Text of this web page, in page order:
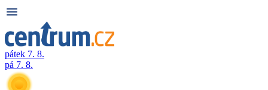
pátek 7. 8.
pá 7. 8.